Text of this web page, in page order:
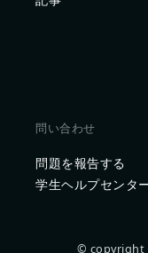
問い合わせ
問題を報告する
学生ヘルプセンタ
© copyright